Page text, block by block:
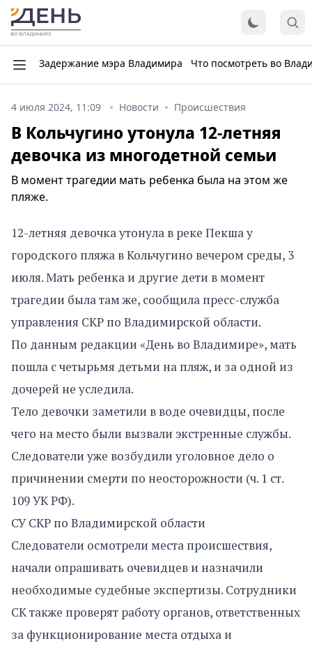
Задержание мэра Владимира Что посмотреть во
4 июля 2024, 11:09 Новости Происшествия
В Кольчугино утонула 12-летняя
девочка из многодетной семьи
В момент трагедии мать ребенка была на этом же
пляже.
12-летняя девочка утонула в реке Пекша у
городского пляжа в Кольчугино вечером среды, 3
июля. Мать ребенка и другие дети в момент
трагедии была там же, сообщила пресс-служба
управления СКР по Владимирской области.
По данным редакции «День во Владимире», мать
пошла с четырьмя детьми на пляж, и за одной из
дочерей не уследила.
Тело девочки заметили в воде очевидцы, после
чего на место были вызвали экстренные службы.
Следователи уже возбудили уголовное дело о
причинении смерти по неосторожности (ч. 1 ст.
109 УК РФ).
СУ СКР по Владимирской области
Следователи осмотрели места происшествия,
начали опрашивать очевидцев и назначили
необходимые судебные экспертизы. Сотрудники
СК также проверят работу органов, ответственных
за функционирование места отдыха и